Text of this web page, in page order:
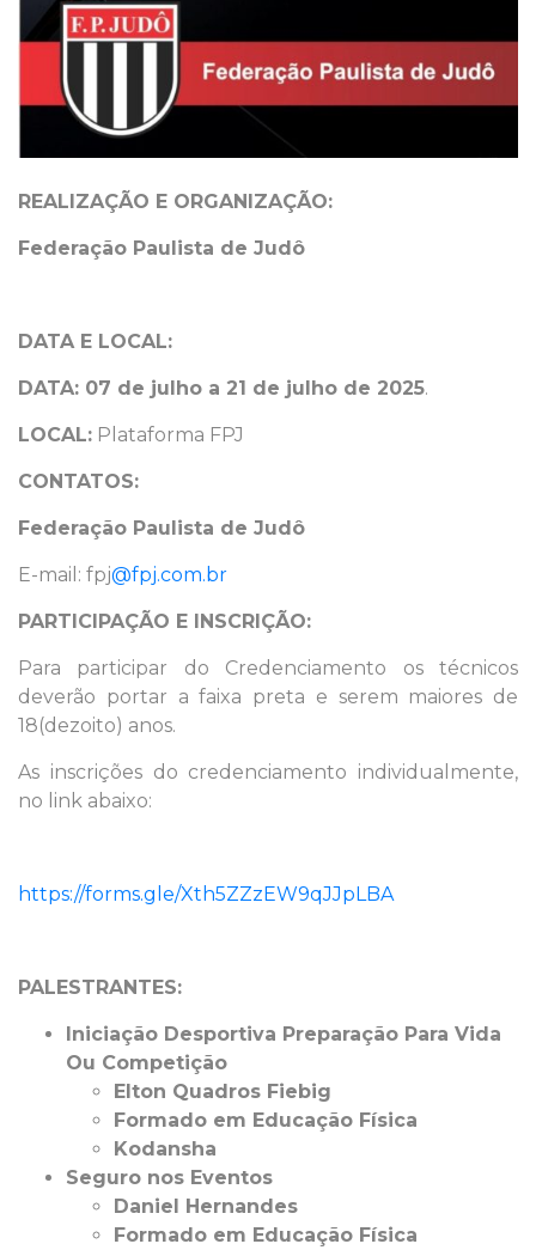
REALIZAÇÃO E ORGANIZAÇÃO:
Federação Paulista de Judô
DATA E LOCAL:
DATA: 07 de julho a 21 de julho de 2025.
LOCAL: Plataforma FPJ
CONTATOS:
Federação Paulista de Judô
E-mail: fpj@fpj.com.br
PARTICIPAÇÃO E INSCRIÇÃO:
Para participar do Credenciamento os técnicos
deverão portar a faixa preta e serem maiores de
18(dezoito) anos.
As inscrições do credenciamento individualmente,
no link abaixo:
https://forms.gle/Xth5ZZzEW9qJJpLBA
PALESTRANTES:
Iniciação Desportiva Preparação Para Vida
Ou Competição
Elton Quadros Fiebig
Formado em Educação Física
Kodansha
Seguro nos Eventos
Daniel Hernandes
Formado em Educação Física